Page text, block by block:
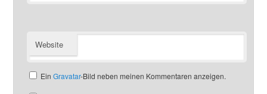
Website
EinGravatar-Bild neben meinen Kommentaren anzeigen.